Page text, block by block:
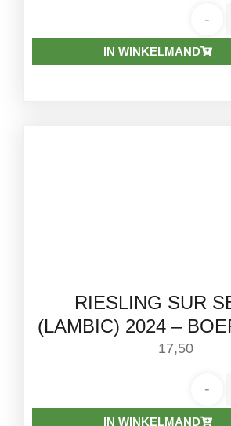
-
IN WINKELMAND
RIESLING SUR
(LAMBIC) 2024 –
75CL
17,50
-
IN WINKELMAND